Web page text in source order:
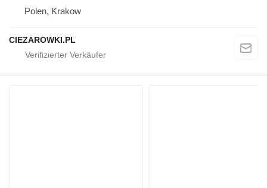
Polen, Krakow
CIEZAROWKI.PL